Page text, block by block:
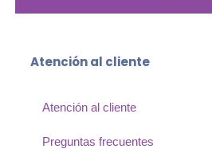
Atención al cliente
Atención al cliente
Preguntas frecuentes